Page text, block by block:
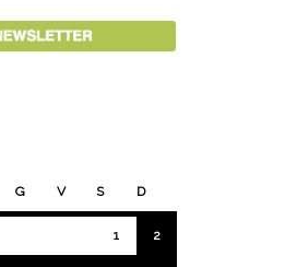
G V S D
1 2